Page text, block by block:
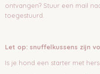
ontvangen? Stuur een mail
toegestuurd.
Let op: snuffelkussens zijn
Is je hond een starter met